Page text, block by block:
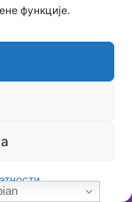
функције.